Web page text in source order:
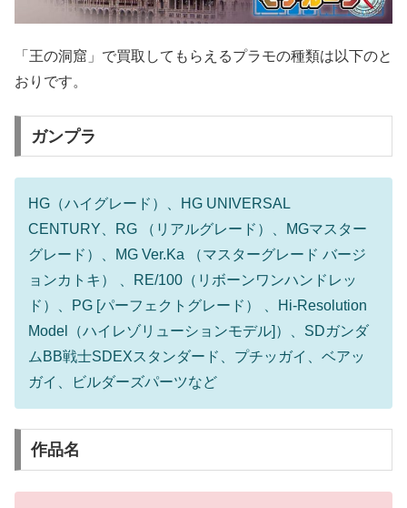
「王の洞窟」で買取してもらえるプラモの種類は以下のと
おりです。
ガンプラ
HG（ハイグレード）、HG UNIVERSAL
CENTURY、RG （リアルグレード）、MGマスター
グレード）、MG Ver.Ka （マスターグレード バージ
ョンカトキ） 、RE/100（リボーンワンハンドレッ
ド）、PG [パーフェクトグレード） 、Hi-Resolution
Model（ハイレゾリューションモデル]）、SDガンダ
ムBB戦士SDEXスタンダード、プチッガイ、ベアッ
ガイ、ビルダーズパーツなど
作品名